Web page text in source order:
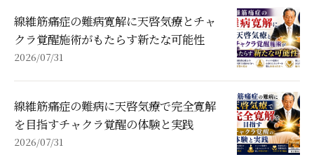
線維筋痛症の難病寛解に天啓気療とチャ
クラ覚醒施術がもたらす新たな可能性
2026/07/31
線維筋痛症の難病に天啓気療で完全寛解
を目指すチャクラ覚醒の体験と実践
2026/07/31